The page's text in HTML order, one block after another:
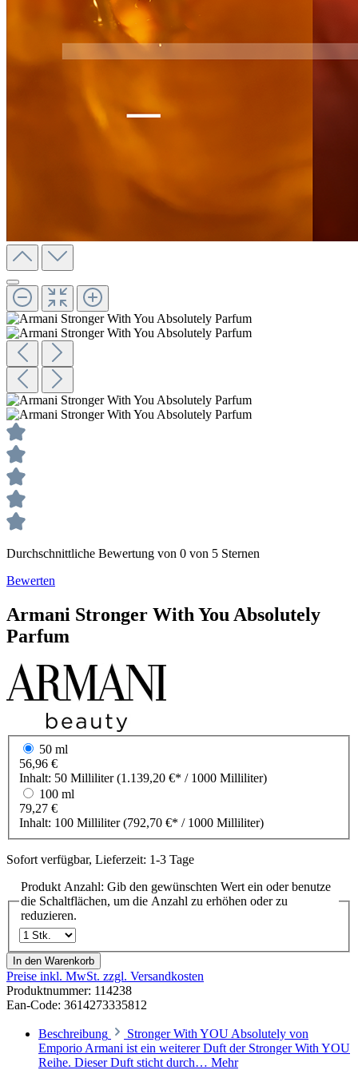
Durchschnittliche Bewertung von 0 von 5 Sternen
Bewerten
Armani Stronger With You Absolutely
Parfum
50 ml
56,96 €
Inhalt: 50 Milliliter(1.139,20 €* / 1000 Milliliter)
100 ml
79,27 €
Inhalt: 100 Milliliter(792,70 €* / 1000 Milliliter)
Sofort verfügbar, Lieferzeit: 1-3 Tage
Produkt Anzahl: Gib den gewünschten Wert ein oder benutze
die Schaltflächen, um die Anzahl zu erhöhen oder zu
reduzieren.
In den Warenkorb
Preise inkl. MwSt. zzgl. Versandkosten
Produktnummer: 114238
Ean-Code: 3614273335812
Beschreibung
Stronger With YOU Absolutely von
Emporio Armani ist ein weiterer Duft der Stronger With YOU
Reihe. Dieser Duft sticht durch… Mehr